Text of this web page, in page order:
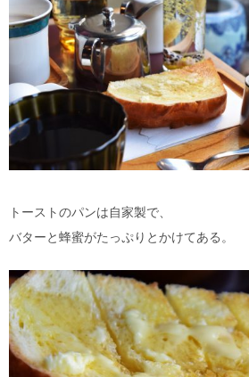
トーストのパンは自家製で、
バターと蜂蜜がたっぷりとかけてある。